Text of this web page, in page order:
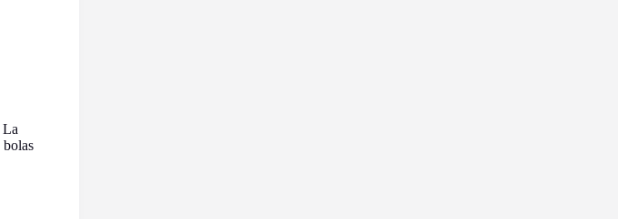
La
bolas